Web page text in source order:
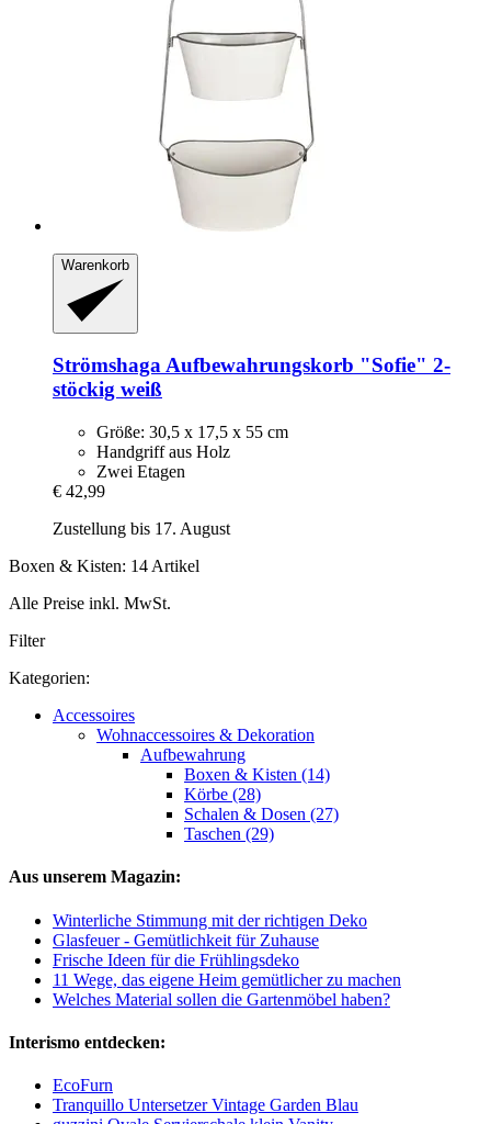
Warenkorb
StrömshagaAufbewahrungskorb "Sofie" 2-​
stöckig weiß
Größe: 30,5 x 17,5 x 55 cm
Handgriff aus Holz
Zwei Etagen
€ 42,99
Zustellung bis 17. August
Boxen & Kisten: 14 Artikel
Alle Preise inkl. MwSt.
Filter
Kategorien:
Accessoires
Wohnaccessoires & Dekoration
Aufbewahrung
Boxen & Kisten (14)
Körbe (28)
Schalen & Dosen (27)
Taschen (29)
Aus unserem Magazin:
Winterliche Stimmung mit der richtigen Deko
Glasfeuer - Gemütlichkeit für Zuhause
Frische Ideen für die Frühlingsdeko
11 Wege, das eigene Heim gemütlicher zu machen
Welches Material sollen die Gartenmöbel haben?
Interismo entdecken:
EcoFurn
Tranquillo Untersetzer Vintage Garden Blau